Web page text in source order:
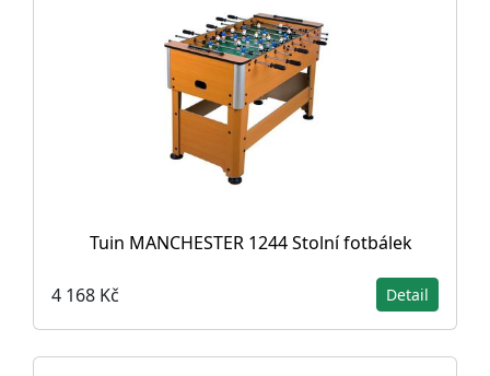
Tuin MANCHESTER 1244 Stolní fotbálek
4 168 Kč Detail